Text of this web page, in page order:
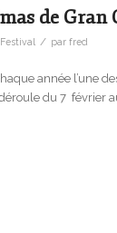
de Gran
Festival / par fred
année l’une
du 7 février